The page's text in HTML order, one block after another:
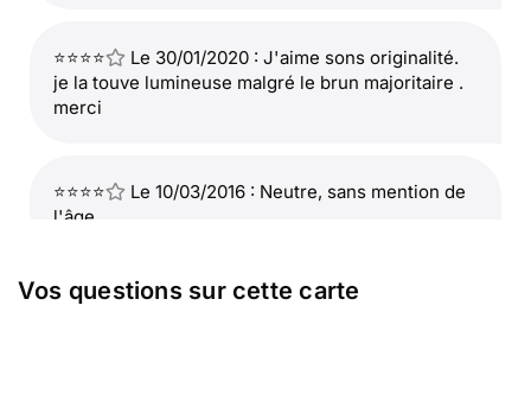
⭐⭐⭐⭐
Le 30/01/2020 : J'aime sons originalité.
je la touve lumineuse malgré le brun majoritaire .
merci
⭐⭐⭐⭐
Le 10/03/2016 : Neutre, sans mention de
l'âge.
Vos questions sur cette carte